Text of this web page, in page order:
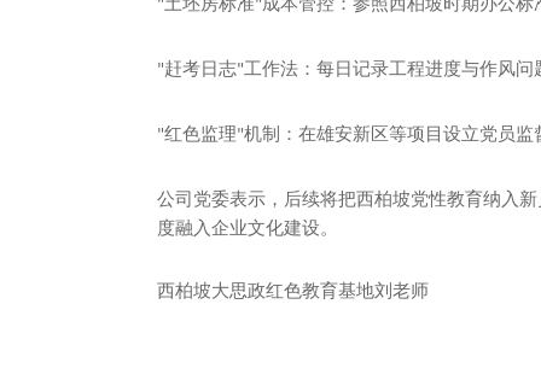
" "
"赶考日志"工作法：每日记录工程进度与作风问
"红色监理"机制：在雄安新区等项目设立党员监
公司党委表示，后续将把西柏坡党性教育纳入
度融入企业文化建设。
西柏坡大思政红色教育基地刘老师